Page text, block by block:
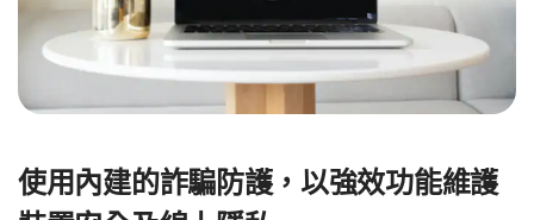
使用內建的詐騙防護，以強效功能維護